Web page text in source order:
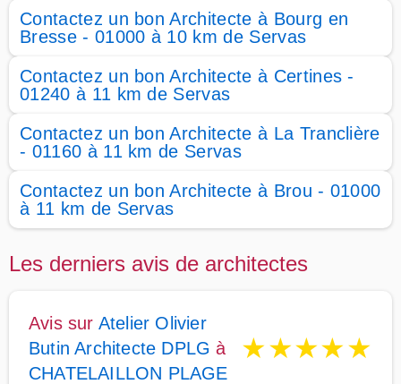
Contactez un bon Architecte à Bourg en
Bresse - 01000 à 10 km de Servas
Contactez un bon Architecte à Certines -
01240 à 11 km de Servas
Contactez un bon Architecte à La Tranclière
- 01160 à 11 km de Servas
Contactez un bon Architecte à Brou - 01000
à 11 km de Servas
Les derniers avis de architectes
Avis sur Atelier Olivier
Butin Architecte DPLG à
CHATELAILLON PLAGE
★★★★★